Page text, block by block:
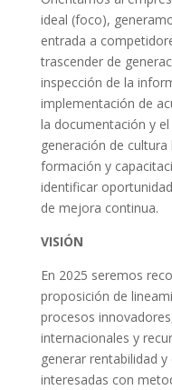
ideal (foco),
entrada a
trascender de
inspección de la
implementación de
la documentación y
generación de
formación y
identificar
de mejora continua.
VISIÓN
En 2025 seremos
proposición de
procesos
internacionales y
generar rentabilidad
interesadas con